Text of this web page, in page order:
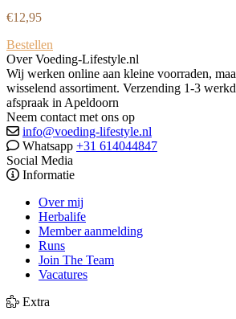
€12,95
Bestellen
Over Voeding-Lifestyle.nl
Wij werken online aan kleine voorraden,
wisselend assortiment. Verzending 1-3
afspraak in Apeldoorn
Neem contact met ons op
info@voeding-lifestyle.nl
Whatsapp +31 614044847
Social Media
Informatie
Over mij
Herbalife
Member aanmelding
Runs
Join The Team
Vacatures
Extra